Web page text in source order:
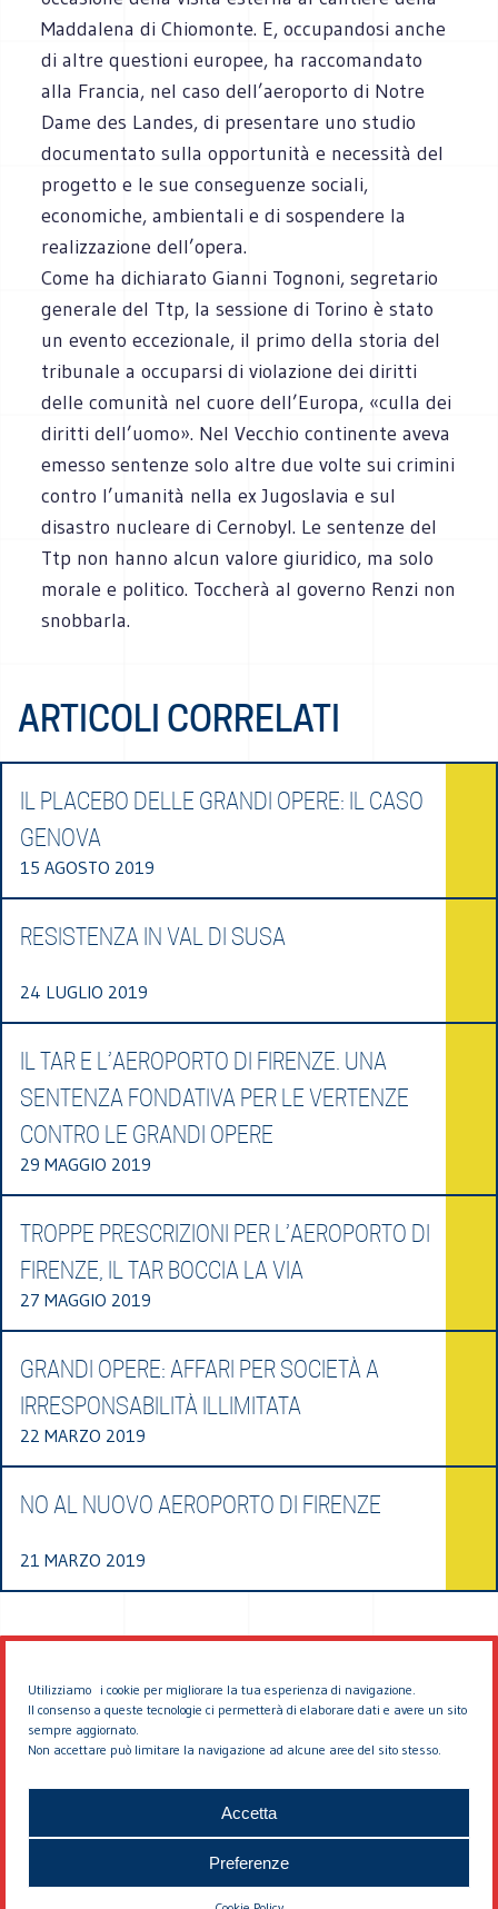
Utilizziamo i cookie per migliorare la tua esperienza di navigazione.
Il consenso a queste tecnologie ci permetterà di elaborare dati e avere un sito
sempre aggiornato.
Non accettare può limitare la navigazione ad alcune aree del sito stesso.
Accetta
Preferenze
Maddalena di Chiomonte. E, occupandosi anche
di altre questioni europee, ha raccomandato
alla Francia, nel caso dell’aeroporto di Notre
Dame des Landes, di presentare uno studio
documentato sulla opportunità e necessità del
progetto e le sue conseguenze sociali,
economiche, ambientali e di sospendere la
realizzazione dell’opera.
Come ha dichiarato Gianni Tognoni, segretario
generale del Ttp, la sessione di Torino è stato
un evento eccezionale, il primo della storia del
tribunale a occuparsi di violazione dei diritti
delle comunità nel cuore dell’Europa, «culla dei
diritti dell’uomo». Nel Vecchio continente aveva
emesso sentenze solo altre due volte sui crimini
contro l’umanità nella ex Jugoslavia e sul
disastro nucleare di Cernobyl. Le sentenze del
Ttp non hanno alcun valore giuridico, ma solo
morale e politico. Toccherà al governo Renzi non
snobbarla.
ARTICOLI CORRELATI
IL PLACEBO DELLE GRANDI OPERE: IL CASO
GENOVA
15 AGOSTO 2019
RESISTENZA IN VAL DI SUSA
24 LUGLIO 2019
IL TAR E L’AEROPORTO DI FIRENZE. UNA
SENTENZA FONDATIVA PER LE VERTENZE
CONTRO LE GRANDI OPERE
29 MAGGIO 2019
TROPPE PRESCRIZIONI PER L’AEROPORTO DI
FIRENZE, IL TAR BOCCIA LA VIA
27 MAGGIO 2019
GRANDI OPERE: AFFARI PER SOCIETÀ A
IRRESPONSABILITÀ ILLIMITATA
22 MARZO 2019
NO AL NUOVO AEROPORTO DI FIRENZE
21 MARZO 2019
© 2026 EDDYBURG